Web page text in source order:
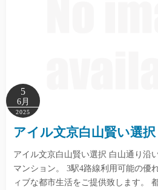
5
6月
2025
アイル文京白山賢い選択
アイル文京白山賢い選択 白山通り沿
マンション。 3駅4路線利用可能の優
ィブな都市生活をご提供致します。